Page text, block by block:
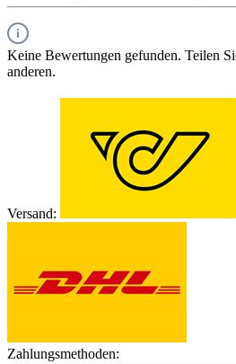
Keine Bewertungen gefunden. Teilen
anderen.
Versand:
Zahlungsmethoden: